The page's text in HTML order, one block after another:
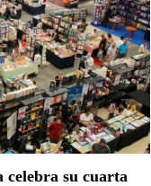
su cuarta